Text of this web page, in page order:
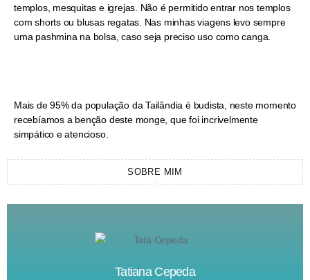
templos, mesquitas e igrejas. Não é permitido entrar nos templos
com shorts ou blusas regatas. Nas minhas viagens levo sempre
uma pashmina na bolsa, caso seja preciso uso como canga.
Mais de 95% da população da Tailândia é budista, neste momento
recebíamos a benção deste monge, que foi incrivelmente
simpático e atencioso.
SOBRE MIM
Tatiana Cepeda